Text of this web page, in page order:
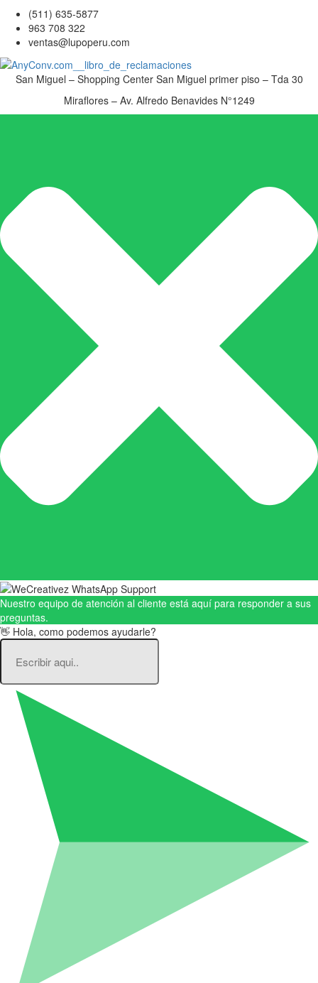
(511) 635-5877
963 708 322
ventas@lupoperu.com
San Miguel – Shopping Center San Miguel primer piso – Tda 30
Miraflores – Av. Alfredo Benavides N°1249
Nuestro equipo de atención al cliente está aquí para responder a sus
preguntas.
👋 Hola, como podemos ayudarle?